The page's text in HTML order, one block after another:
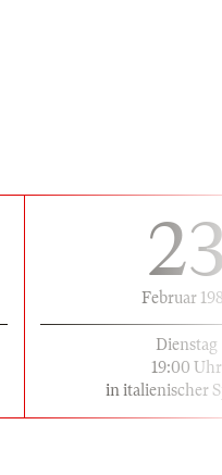
23
Februar
Dienstag
19:00 Uhr
in italienischer